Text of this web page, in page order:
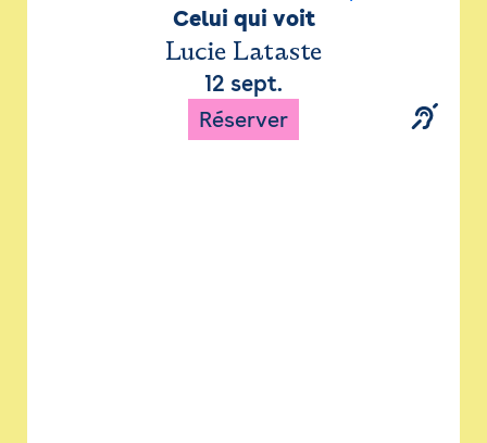
Celui qui voit
Lucie Lataste
12 sept.
Réserver